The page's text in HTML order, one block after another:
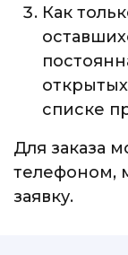
Как
списке
Для заказа
телефоном,
заявку.